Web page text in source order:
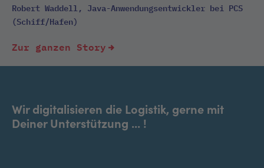
Robert Waddell, Java-Anwendungsentwickler bei PCS
(Schiff/Hafen)
Zur ganzen Story
Wir digitalisieren die Logistik, gerne mit
Deiner Unterstützung ... !